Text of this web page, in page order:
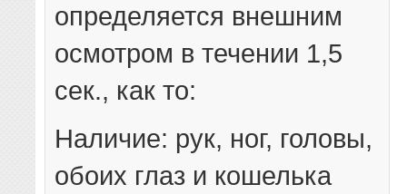
определяется внешним
осмотром в течении 1,5
сек., как то:
Наличие: рук, ног, головы,
обоих глаз и кошелька